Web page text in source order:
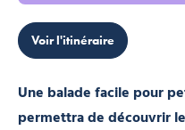
Une balade facile pour
permettra de découvrir
Voir l'itinéraire